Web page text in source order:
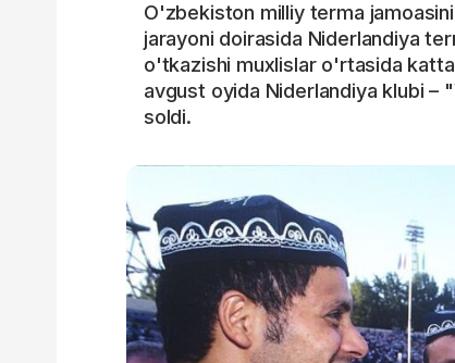
O'zbekiston milliy terma
jarayoni doirasida Niderlandiya
o'tkazishi muxlislar o'rtasida
avgust oyida Niderlandiya klubi
soldi.